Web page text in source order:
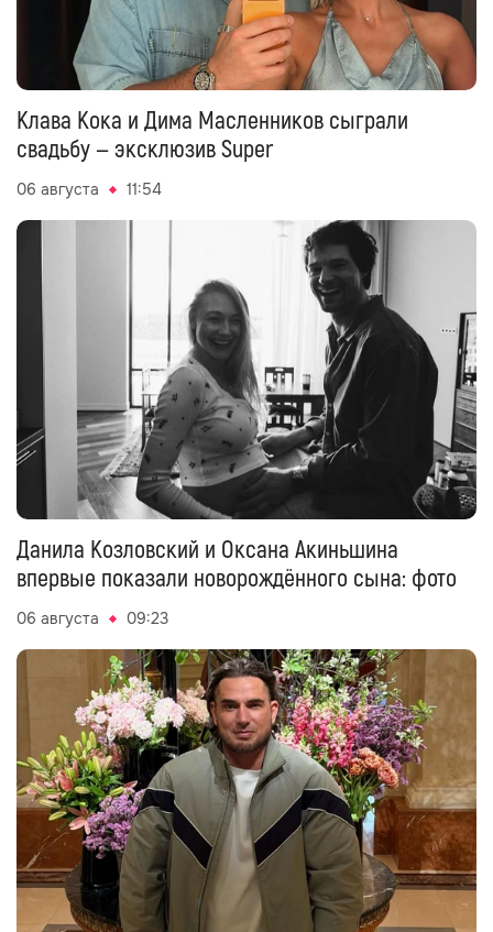
Клава Кока и Дима Масленников сыграли
свадьбу — эксклюзив Super
06 августа 11:54
Данила Козловский и Оксана Акиньшина
впервые показали новорождённого сына: фото
06 августа 09:23